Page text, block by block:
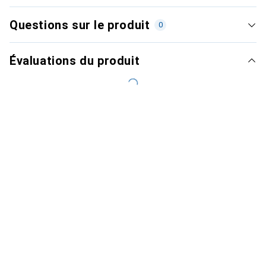
Questions sur le produit 0
Évaluations du produit